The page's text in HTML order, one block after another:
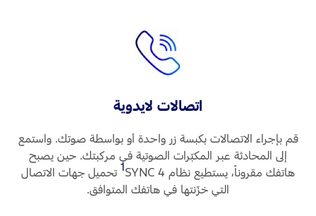
اتصالات لايدوية
قم بإجراء الاتصالات بكبسة زر واحدة أو بواسطة صوتك. واستمع
إلى المحادثة عبر المكبّرات الصوتية في مركبتك. حين يصبح
هاتفك مقروناً، يستطيع نظام SYNC 4‏
1 تحميل جهات الاتصال
التي خزّنتها في هاتفك المتوافق.